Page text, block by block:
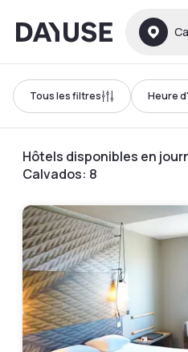
Dayuse
Tous les filtres Heure
Hôtels disponibles en
Calvados: 8